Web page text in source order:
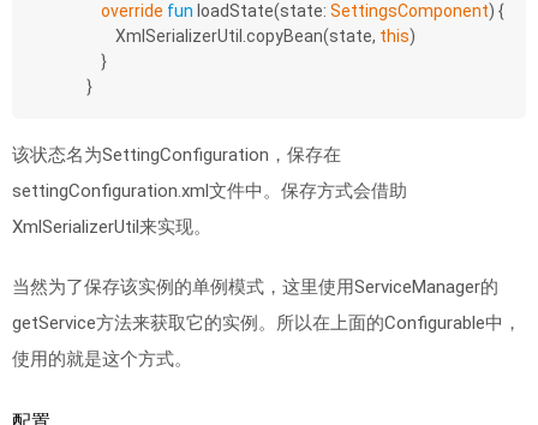
override fun loadState(state: SettingsComponent) {
        XmlSerializerUtil.copyBean(state,
this)
    }
}
该状态名为SettingConfiguration，保存在
settingConfiguration.xml文件中。保存方式会借助
XmlSerializerUtil来实现。
当然为了保存该实例的单例模式，这里使用ServiceManager的
getService方法来获取它的实例。所以在上面的Configurable中，
使用的就是这个方式。